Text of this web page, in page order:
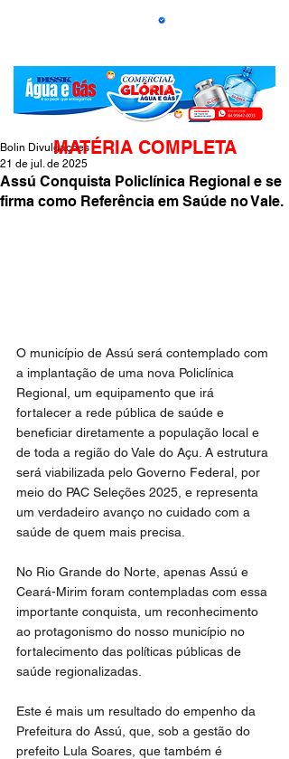
Assú Conquista Policlínica Regional e se
firma como Referência em Saúde no Vale.
Bolin Divulgações
21 de jul. de 2025
O município de Assú será contemplado com
a implantação de uma nova Policlínica
Regional, um equipamento que irá
fortalecer a rede pública de saúde e
beneficiar diretamente a população local e
de toda a região do Vale do Açu. A estrutura
será viabilizada pelo Governo Federal, por
meio do PAC Seleções 2025, e representa
um verdadeiro avanço no cuidado com a
saúde de quem mais precisa.
No Rio Grande do Norte, apenas Assú e
Ceará-Mirim foram contempladas com essa
importante conquista, um reconhecimento
ao protagonismo do nosso município no
fortalecimento das políticas públicas de
saúde regionalizadas.
Este é mais um resultado do empenho da
Prefeitura do Assú, que, sob a gestão do
prefeito Lula Soares, que também é
MATÉRIA COMPLETA